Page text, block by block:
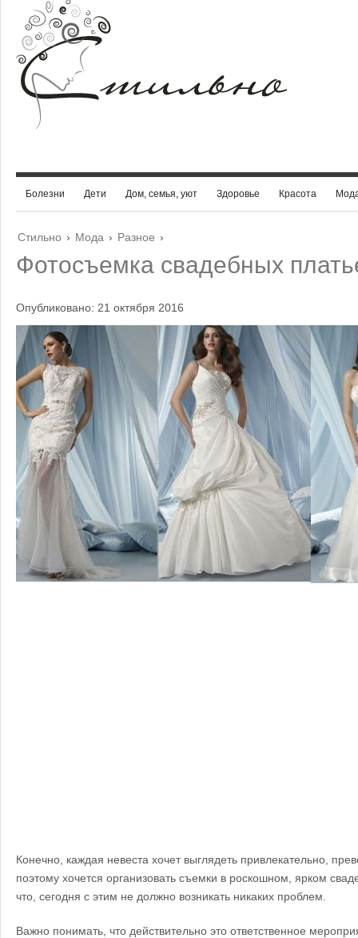
Болезни Дети Дом, семья, уют Здоровье Красота
Стильно › Мода › Разное ›
Фотосъемка свадебных
Опубликовано: 21 октября 2016
Конечно, каждая невеста хочет выглядеть привлекательно,
поэтому хочется организовать съемки в роскошном, ярком
что, сегодня с этим не должно возникать никаких проблем.
Важно понимать, что действительно это ответственное